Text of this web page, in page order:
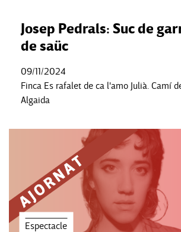
Josep Pedrals: Suc de
de saüc
09/11/2024
Finca Es rafalet de ca l'amo Julià. Camí
Algaida
Espectacle